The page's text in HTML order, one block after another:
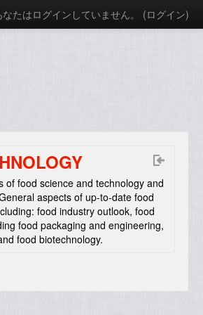
なたはログインしていません。 (ログイン)
food science and technology and
aspects of up-to-date food
food industry outlook, food
food packaging and engineering,
food biotechnology.